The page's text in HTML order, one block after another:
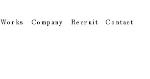
Works Company Recruit Contact